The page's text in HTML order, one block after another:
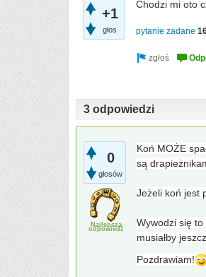
+1
głos
Chodzi mi oto
pytanie zadane
3 odpowiedzi
0
głosów
Najlepsza
odpowiedź
Koń MOŻE
są
Jeżeli koń jest
Wywodzi się
musiałby
Pozdrawiam!